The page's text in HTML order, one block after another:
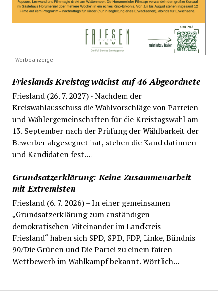
- Werbeanzeige -
Frieslands Kreistag wächst auf 46 Abgeordnete
Friesland (26. 7. 2027) - Nachdem der
Kreiswahlausschuss die Wahlvorschläge von Parteien
und Wählergemeinschaften für die Kreistagswahl am
13. September nach der Prüfung der Wählbarkeit der
Bewerber abgesegnet hat, stehen die Kandidatinnen
und Kandidaten fest....
Grundsatzerklärung: Keine Zusammenarbeit
mit Extremisten
Friesland (6. 7. 2026) – In einer gemeinsamen
„Grundsatzerklärung zum anständigen
demokratischen Miteinander im Landkreis
Friesland“ haben sich SPD, SPD, FDP, Linke, Bündnis
90/Die Grünen und Die Partei zu einem fairen
Wettbewerb im Wahlkampf bekannt. Wörtlich...